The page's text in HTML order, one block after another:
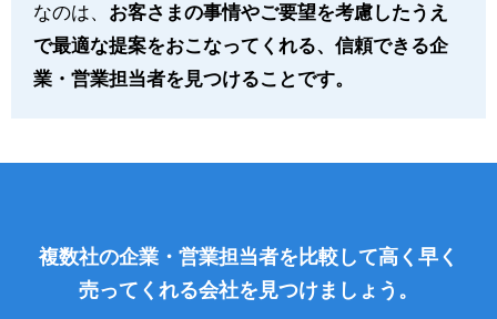
なのは、 お客さまの事情やご要望を考慮したうえ
で最適な提案をおこなってくれる、信頼できる企
業・営業担当者を見つけることです。
複数社の企業・営業担当者を比較して高く早く
売ってくれる会社を見つけましょう。